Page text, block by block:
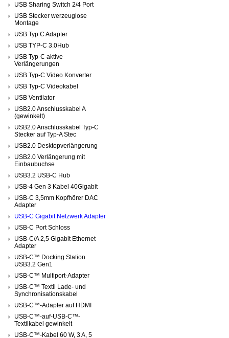
USB Sharing Switch 2/4 Port
USB Stecker werzeuglose
Montage
USB Typ C Adapter
USB TYP-C 3.0Hub
USB Typ-C aktive
Verlängerungen
USB Typ-C Video Konverter
USB Typ-C Videokabel
USB Ventilator
USB2.0 Anschlusskabel A
(gewinkelt)
USB2.0 Anschlusskabel Typ-C
Stecker auf Typ-A Stec
USB2.0 Desktopverlängerung
USB2.0 Verlängerung mit
Einbaubuchse
USB3.2 USB-C Hub
USB-4 Gen 3 Kabel 40Gigabit
USB-C 3,5mm Kopfhörer DAC
Adapter
USB-C Gigabit Netzwerk Adapter
USB-C Port Schloss
USB-C/A 2,5 Gigabit Ethernet
Adapter
USB-C™ Docking Station
USB3.2 Gen1
USB-C™ Multiport-Adapter
USB-C™ Textil Lade- und
Synchronisationskabel
USB-C™-Adapter auf HDMI
USB-C™-auf-USB-C™-
Textilkabel gewinkelt
USB-C™-Kabel 60 W, 3 A, 5